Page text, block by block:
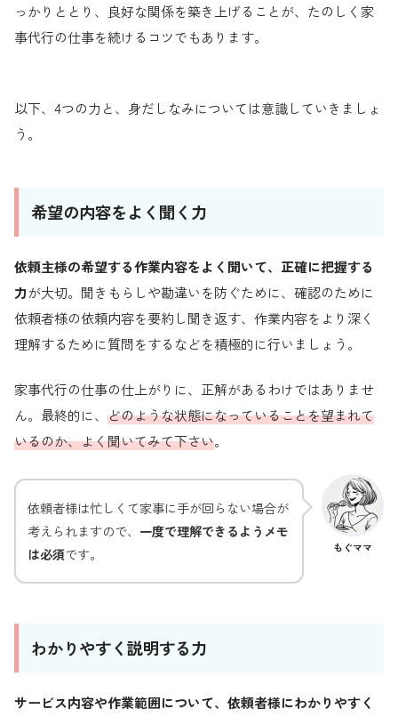
っかりととり、良好な関係を築き上げることが、たのしく家
事代行の仕事を続けるコツでもあります。
以下、4つの力と、身だしなみについては意識していきましょ
う。
希望の内容をよく聞く力
依頼主様の希望する作業内容をよく聞いて、正確に把握する
力が大切。聞きもらしや勘違いを防ぐために、確認のために
依頼者様の依頼内容を要約し聞き返す、作業内容をより深く
理解するために質問をするなどを積極的に行いましょう。
家事代行の仕事の仕上がりに、正解があるわけではありませ
ん。最終的に、 どのような状態になっていることを望まれて
いるのか、よく聞いてみて下さい。
もぐママ
依頼者様は忙しくて家事に手が回らない場合が
考えられますので、 一度で理解できるようメモ
は必須です。
わかりやすく説明する力
サービス内容や作業範囲について、依頼者様にわかりやすく